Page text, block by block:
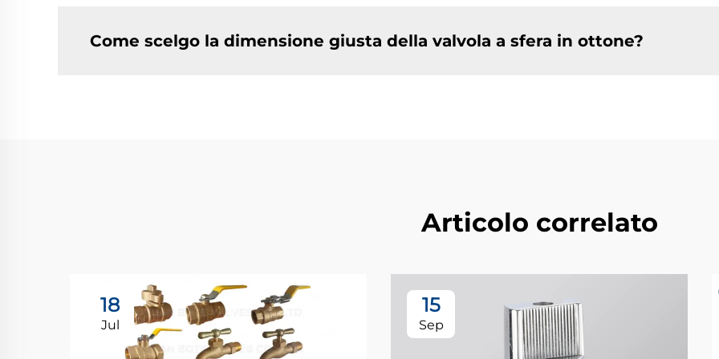
Come scelgo la dimensione giusta della valvola a sfera in ottone?
Articolo correlato
18
Jul
15
Sep